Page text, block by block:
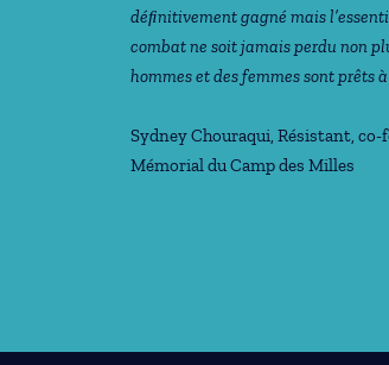
déﬁnitivement gagné mais
combat ne soit jamais perdu non
hommes et des femmes sont prêts
Sydney Chouraqui, Résistant,
Mémorial du Camp des Milles